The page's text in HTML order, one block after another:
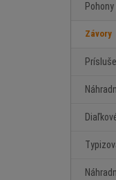
Závory